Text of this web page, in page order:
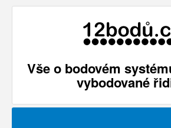
Vše o bodovém
vybodované